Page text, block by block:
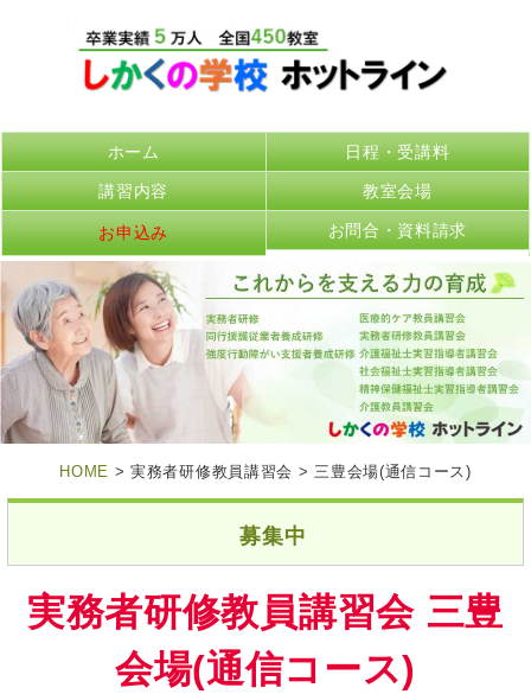
ホーム 日程・受講料
講習内容 教室会場
お申込み お問合・資料請求
HOME > 実務者研修教員講習会 > 三豊会場(通信コース)
募集中
実務者研修教員講習会 三豊
会場(通信コース)